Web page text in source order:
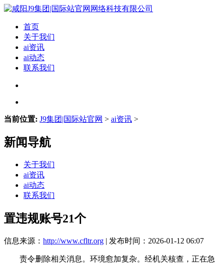
首页
关于我们
ai资讯
ai动态
联系我们
当前位置: J9集团|国际站官网 > ai资讯 >
新闻导航
关于我们
ai资讯
ai动态
联系我们
置违规账号21个
信息来源： http://www.cfltr.org | 发布时间：2026-01-12 06:07
责令删除相关消息。环境愈加复杂。经机关核查，正在急